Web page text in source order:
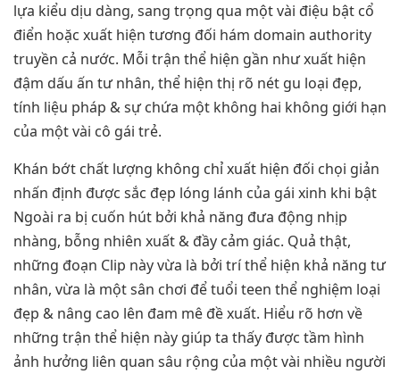
lựa kiểu dịu dàng, sang trọng qua một vài điệu bật cổ
điển hoặc xuất hiện tương đối hám domain authority
truyền cả nước. Mỗi trận thể hiện gần như xuất hiện
đậm dấu ấn tư nhân, thể hiện thị rõ nét gu loại đẹp,
tính liệu pháp & sự chứa một không hai không giới hạn
của một vài cô gái trẻ.
Khán bớt chất lượng không chỉ xuất hiện đối chọi giản
nhấn định được sắc đẹp lóng lánh của gái xinh khi bật
Ngoài ra bị cuốn hút bởi khả năng đưa động nhịp
nhàng, bỗng nhiên xuất & đầy cảm giác. Quả thật,
những đoạn Clip này vừa là bởi trí thể hiện khả năng tư
nhân, vừa là một sân chơi để tuổi teen thể nghiệm loại
đẹp & nâng cao lên đam mê đề xuất. Hiểu rõ hơn về
những trận thể hiện này giúp ta thấy được tầm hình
ảnh hưởng liên quan sâu rộng của một vài nhiều người